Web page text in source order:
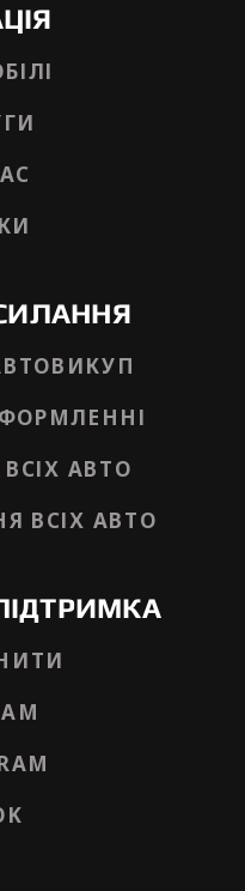
АВТО
ВСІХ АВТО